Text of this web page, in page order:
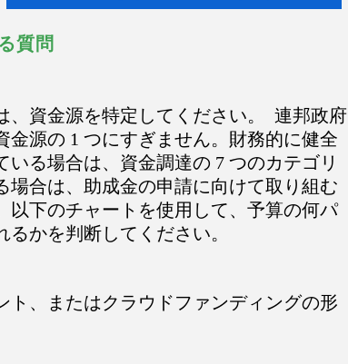
質問
、資金源を特定してください。 連邦政府
源の 1 つにすぎません。財務的に健全
る場合は、資金調達の 7 つのカテゴリ
場合は、助成金の申請に向けて取り組む
以下のチャートを使用して、予算の何パ
かを判断してください。
、またはクラウドファンディングの形